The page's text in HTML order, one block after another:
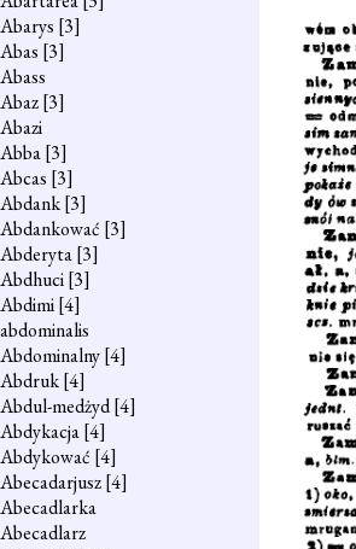
Abarys [3]
Abas [3]
Abass
Abaz[3]
Abazi
Abba[3]
Abcas [3]
Abdank[3]
Abdankować [3]
Abderyta[3]
Abdhuci[3]
Abdimi[4]
abdominalis
Abdominalny[4]
Abdruk[4]
Abdul-medżyd[4]
Abdykacja[4]
Abdykować [4]
Abecadarjusz[4]
Abecadlarka
Abecadlarz